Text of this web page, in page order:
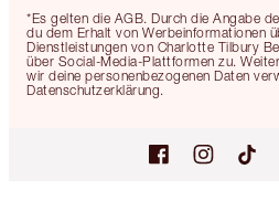
*Es gelten die AGB. Durch die Angabe
du dem Erhalt von Werbeinformationen
Dienstleistungen von Charlotte Tilbury
über Social-Media-Plattformen zu.
wir deine personenbezogenen Daten
Datenschutzerklärung.